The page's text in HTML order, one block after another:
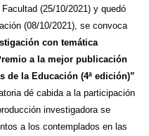
(25/10/2021) y quedó
(08/10/2021), se convoca
con temática
a la mejor publicación
de la Educación (4ª edición)”
dé cabida a la participación
investigadora se
a los contemplados en las